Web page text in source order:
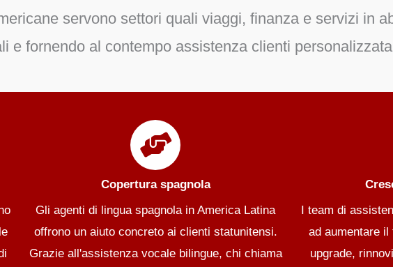
servono settori quali viaggi, finanza e servizi in
e fornendo al contempo assistenza clienti
Copertura spagnola
Gli agenti di lingua spagnola in America Latina
offrono un aiuto concreto ai clienti statunitensi.
Grazie all'assistenza vocale bilingue, chi chiama
I team di
ad aumentare
upgrade,